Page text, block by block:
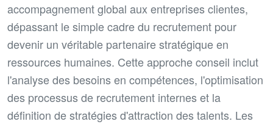
accompagnement global aux entreprises clientes,
dépassant le simple cadre du recrutement pour
devenir un véritable partenaire stratégique en
ressources humaines. Cette approche conseil inclut
l'analyse des besoins en compétences, l'optimisation
des processus de recrutement internes et la
définition de stratégies d'attraction des talents. Les